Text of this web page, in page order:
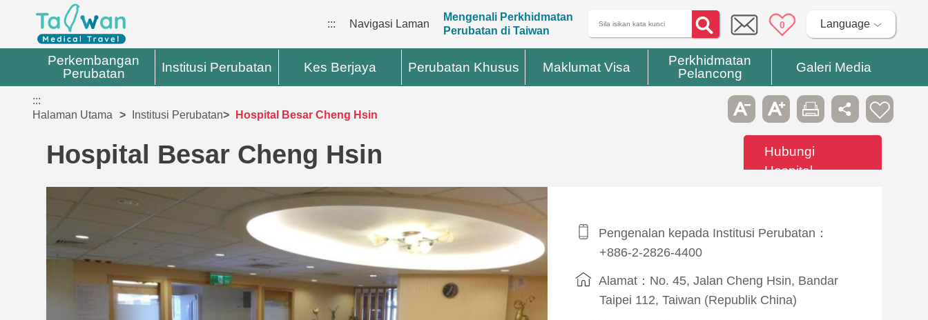
::: Navigasi Laman
Mengenali Perkhidmatan
Perubatan di Taiwan
0 Language
Perkembangan
Perubatan
Institusi Perubatan Kes Berjaya Perubatan Khusus Maklumat Visa
Perkhidmatan
Pelancong
Galeri Media
:::
Halaman Utama
Institusi Perubatan Hospital Besar Cheng Hsin
Hospital Besar Cheng Hsin
Hubungi
Hospital
Pengenalan kepada Institusi Perubatan：
+886-2-2826-4400
Alamat：No. 45, Jalan Cheng Hsin, Bandar
Taipei 112, Taiwan (Republik China)